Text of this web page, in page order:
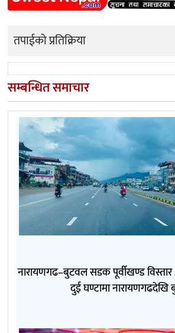
तपाईको प्रतिक्रिया
सम्बन्धित समाचार
नारायणगढ–बुटवल सडक पूर्वीखण्ड
दुई घण्टामा